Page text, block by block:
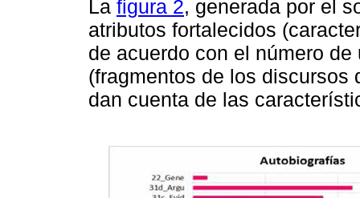
La figura 2, generada por el
atributos fortalecidos
de acuerdo con el número
(fragmentos de los discursos
dan cuenta de las